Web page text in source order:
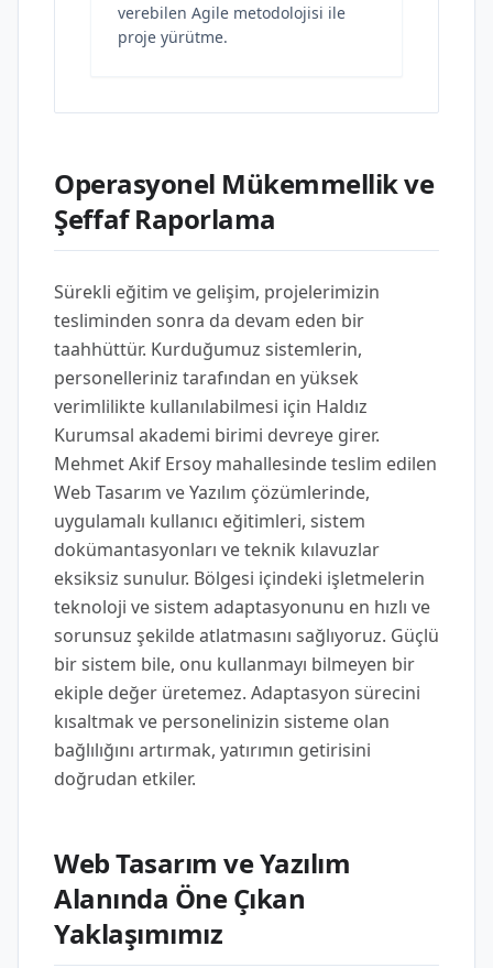
verebilen Agile metodolojisi ile
proje yürütme.
Operasyonel Mükemmellik ve
Şeffaf Raporlama
Sürekli eğitim ve gelişim, projelerimizin
tesliminden sonra da devam eden bir
taahhüttür. Kurduğumuz sistemlerin,
personelleriniz tarafından en yüksek
verimlilikte kullanılabilmesi için Haldız
Kurumsal akademi birimi devreye girer.
Mehmet Akif Ersoy mahallesinde teslim edilen
Web Tasarım ve Yazılım çözümlerinde,
uygulamalı kullanıcı eğitimleri, sistem
dokümantasyonları ve teknik kılavuzlar
eksiksiz sunulur. Bölgesi içindeki işletmelerin
teknoloji ve sistem adaptasyonunu en hızlı ve
sorunsuz şekilde atlatmasını sağlıyoruz. Güçlü
bir sistem bile, onu kullanmayı bilmeyen bir
ekiple değer üretemez. Adaptasyon sürecini
kısaltmak ve personelinizin sisteme olan
bağlılığını artırmak, yatırımın getirisini
doğrudan etkiler.
Web Tasarım ve Yazılım
Alanında Öne Çıkan
Yaklaşımımız